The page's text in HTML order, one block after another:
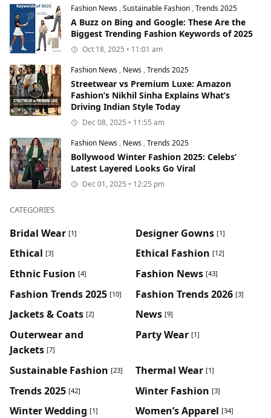
Fashion News ,Sustainable Fashion ,Trends 2025
A Buzz on Bing and Google: These Are the
Biggest Trending Fashion Keywords of 2025
Oct 18, 2025 • 11:01 am
Fashion News , News ,Trends 2025
Streetwear vs Premium Luxe: Amazon
Fashion’s Nikhil Sinha Explains What’s
Driving Indian Style Today
Dec 08, 2025 • 11:55 am
Fashion News , News ,Trends 2025
Bollywood Winter Fashion 2025: Celebs’
Latest Layered Looks Go Viral
Dec 01, 2025 • 12:25 pm
CATEGORIES
Bridal Wear [1] Designer Gowns [1]
Ethical [3] Ethical Fashion [12]
Ethnic Fusion [4] Fashion News [43]
Fashion Trends 2025 [10] Fashion Trends 2026 [3]
Jackets & Coats [2] News [9]
Outerwear and
Jackets [7]
Party Wear [1]
Sustainable Fashion [23] Thermal Wear [1]
Trends 2025 [42] Winter Fashion [3]
Winter Wedding [1] Women’s Apparel [34]